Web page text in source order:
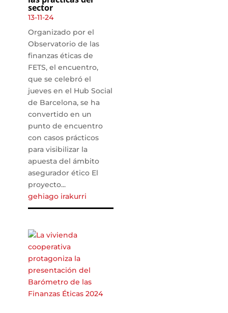
sector
13-11-24
Organizado por el
Observatorio de las
finanzas éticas de
FETS, el encuentro,
que se celebró el
jueves en el Hub Social
de Barcelona, ​​se ha
convertido en un
punto de encuentro
con casos prácticos
para visibilizar la
apuesta del ámbito
asegurador ético El
proyecto...
gehiago irakurri